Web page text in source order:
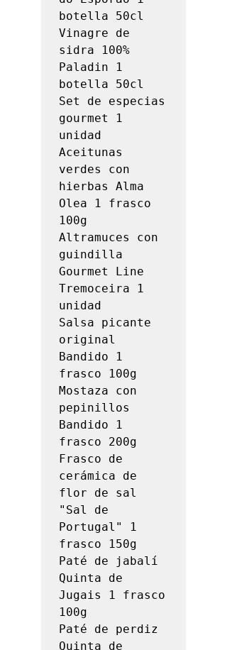
botella 50cl
Vinagre de
sidra 100%
Paladin 1
botella 50cl
Set de especias
gourmet 1
unidad
Aceitunas
verdes con
hierbas Alma
Olea 1 frasco
100g
Altramuces con
guindilla
Gourmet Line
Tremoceira 1
unidad
Salsa picante
original
Bandido 1
frasco 100g
Mostaza con
pepinillos
Bandido 1
frasco 200g
Frasco de
cerámica de
flor de sal
"Sal de
Portugal" 1
frasco 150g
Paté de jabalí
Quinta de
Jugais 1 frasco
100g
Paté de perdiz
Quinta de